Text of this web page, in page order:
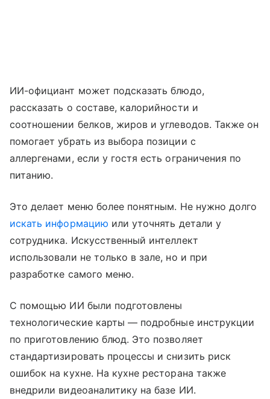
ИИ-официант может подсказать блюдо,
рассказать о составе, калорийности и
соотношении белков, жиров и углеводов. Также он
помогает убрать из выбора позиции с
аллергенами, если у гостя есть ограничения по
питанию.
Это делает меню более понятным. Не нужно долго
искать информацию или уточнять детали у
сотрудника. Искусственный интеллект
использовали не только в зале, но и при
разработке самого меню.
С помощью ИИ были подготовлены
технологические карты — подробные инструкции
по приготовлению блюд. Это позволяет
стандартизировать процессы и снизить риск
ошибок на кухне. На кухне ресторана также
внедрили видеоаналитику на базе ИИ.